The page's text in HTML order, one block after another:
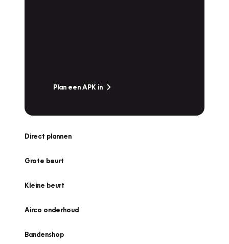
Plan een APK in
Direct plannen
Grote beurt
Kleine beurt
Airco onderhoud
Bandenshop